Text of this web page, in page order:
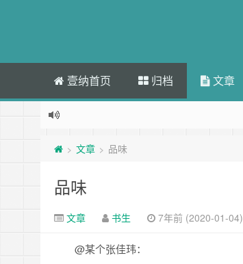
壹纳首页 归档 文章
> 文章 > 品味
品味
文章 书生 7年前 (2020-01-04)
@某个张佳玮：